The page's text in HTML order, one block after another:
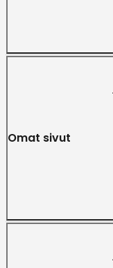
Omat sivut